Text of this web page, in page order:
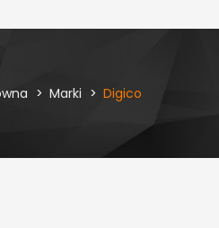
Marki Digico